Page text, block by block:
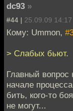
dc93 »
#44 | 25.09.09 14:17
Кому: Ummon,
> Слабых бьют.
Главный вопрос
начале
бить, кого-то
не могут...